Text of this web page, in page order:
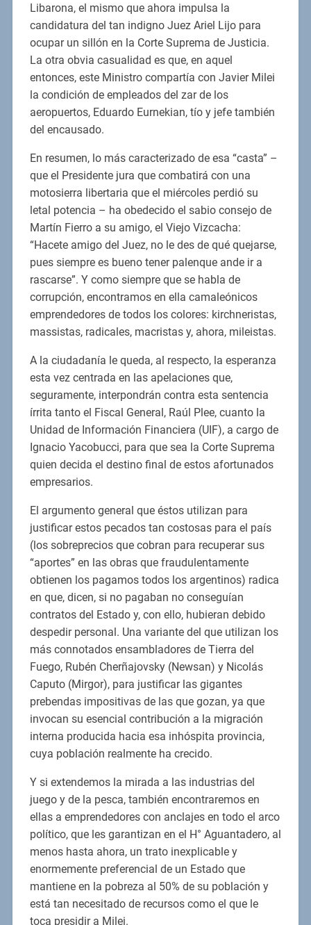
Libarona, el mismo que ahora impulsa la
candidatura del tan indigno Juez Ariel Lijo para
ocupar un sillón en la Corte Suprema de Justicia.
La otra obvia casualidad es que, en aquel
entonces, este Ministro compartía con Javier Milei
la condición de empleados del zar de los
aeropuertos, Eduardo Eurnekian, tío y jefe también
del encausado.
En resumen, lo más caracterizado de esa “casta” –
que el Presidente jura que combatirá con una
motosierra libertaria que el miércoles perdió su
letal potencia – ha obedecido el sabio consejo de
Martín Fierro a su amigo, el Viejo Vizcacha:
“Hacete amigo del Juez, no le des de qué quejarse,
pues siempre es bueno tener palenque ande ir a
rascarse”. Y como siempre que se habla de
corrupción, encontramos en ella camaleónicos
emprendedores de todos los colores: kirchneristas,
massistas, radicales, macristas y, ahora, mileistas.
A la ciudadanía le queda, al respecto, la esperanza
esta vez centrada en las apelaciones que,
seguramente, interpondrán contra esta sentencia
írrita tanto el Fiscal General, Raúl Plee, cuanto la
Unidad de Información Financiera (UIF), a cargo de
Ignacio Yacobucci, para que sea la Corte Suprema
quien decida el destino final de estos afortunados
empresarios.
El argumento general que éstos utilizan para
justificar estos pecados tan costosas para el país
(los sobreprecios que cobran para recuperar sus
“aportes” en las obras que fraudulentamente
obtienen los pagamos todos los argentinos) radica
en que, dicen, si no pagaban no conseguían
contratos del Estado y, con ello, hubieran debido
despedir personal. Una variante del que utilizan los
más connotados ensambladores de Tierra del
Fuego, Rubén Cherñajovsky (Newsan) y Nicolás
Caputo (Mirgor), para justificar las gigantes
prebendas impositivas de las que gozan, ya que
invocan su esencial contribución a la migración
interna producida hacia esa inhóspita provincia,
cuya población realmente ha crecido.
Y si extendemos la mirada a las industrias del
juego y de la pesca, también encontraremos en
ellas a emprendedores con anclajes en todo el arco
político, que les garantizan en el H° Aguantadero, al
menos hasta ahora, un trato inexplicable y
enormemente preferencial de un Estado que
mantiene en la pobreza al 50% de su población y
está tan necesitado de recursos como el que le
toca presidir a Milei.